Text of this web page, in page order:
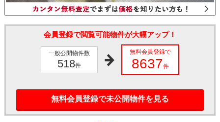
会員登録で閲覧可能物件が大幅アップ！
一般公開物件数
518件
無料会員登録で
8637件
無料会員登録で未公開物件を見る